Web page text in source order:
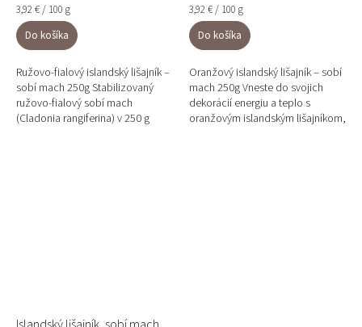
Jednotková
cena:
3,92 € / 100 g
Do košíka
Ružovo-fialový islandský lišajník –
sobí mach 250g Stabilizovaný
ružovo-fialový sobí mach
(Cladonia rangiferina) v 250 g
Jednotková
cena:
3,92 € / 100 g
Do košíka
Oranžový islandský lišajník – sobí
mach 250g Vneste do svojich
dekorácií energiu a teplo s
oranžovým islandským lišajníkom,